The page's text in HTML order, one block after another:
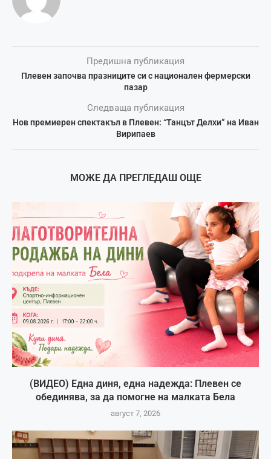
Предишна публикация
Плевен започва празниците си с национален фермерски
пазар
Следваща публикация
Нов премиерен спектакъл в Плевен: “Танцът Делхи” на Иван
Вирипаев
МОЖЕ ДА ПРЕГЛЕДАШ ОЩЕ
(ВИДЕО) Една диня, една надежда: Плевен се
обединява, за да помогне на малката Бела
август 7, 2026